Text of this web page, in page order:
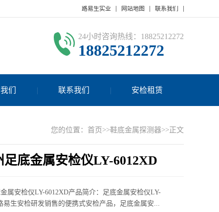
路易生实业 网站地图 联系我们
24小时咨询热线：18825212272
18825212272
们 联系我们 安检租赁
您的位置： 首页>>鞋底金属探测器>>正文
足底金属安检仪LY-6012XD
属安检仪LY-6012XD产品简介：足底金属安检仪LY-
易生安检研发销售的便携式安检产品，足底金属安...